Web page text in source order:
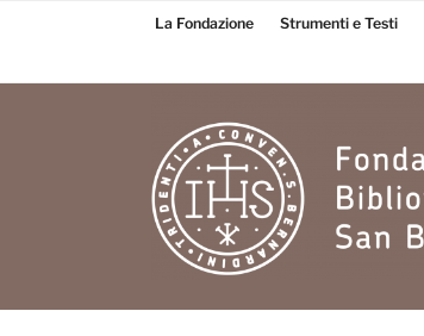
Fondazione
La Fondazione Strumenti e Testi